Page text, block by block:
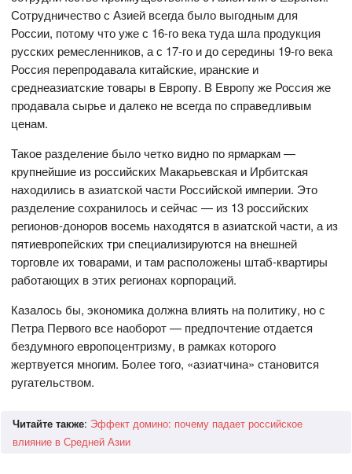
Сотрудничество с Азией всегда было выгодным для
России, потому что уже с 16-го века туда шла продукция
русских ремесленников, а с 17-го и до середины 19-го века
Россия перепродавала китайские, иранские и
среднеазиатские товары в Европу. В Европу же Россия же
продавала сырье и далеко не всегда по справедливым
ценам.
Такое разделение было четко видно по ярмаркам —
крупнейшие из российских Макарьевская и Ирбитская
находились в азиатской части Российской империи. Это
разделение сохранилось и сейчас — из 13 российских
регионов-доноров восемь находятся в азиатской части, а из
пятиевропейских три специализируются на внешней
торговле их товарами, и там расположены штаб-квартиры
работающих в этих регионах корпораций.
Казалось бы, экономика должна влиять на политику, но с
Петра Первого все наоборот — предпочтение отдается
бездумного европоцентризму, в рамках которого
жертвуется многим. Более того, «азиатчина» становится
ругательством.
Читайте также: Эффект домино: почему падает российское
влияние в Средней Азии